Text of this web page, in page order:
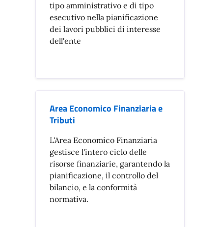
tipo amministrativo e di tipo
esecutivo nella pianificazione
dei lavori pubblici di interesse
dell'ente
Area Economico Finanziaria e
Tributi
L'Area Economico Finanziaria
gestisce l'intero ciclo delle
risorse finanziarie, garantendo la
pianificazione, il controllo del
bilancio, e la conformità
normativa.